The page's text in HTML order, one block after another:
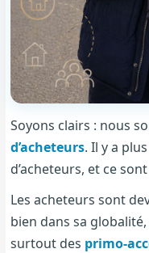
Soyons clairs : nous
d’acheteurs. Il y a
d’acheteurs, et ce
Les acheteurs sont
bien dans sa
surtout des primo-